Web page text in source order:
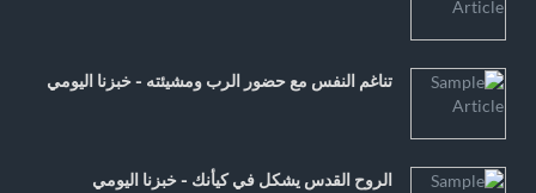
تناغم النفس مع حضور الرب ومشيئته - خبزنا اليومي
الروح القدس يشكل في كيأنك - خبزنا اليومي